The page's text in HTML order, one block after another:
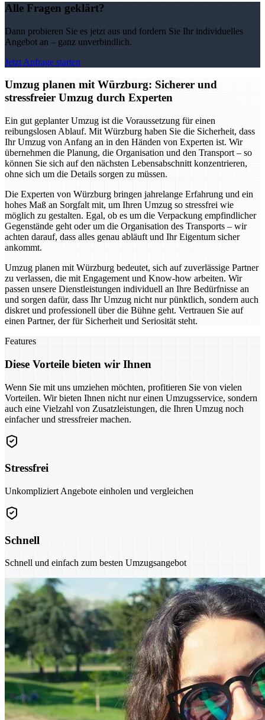
Alle Fragen geklärt?
Dann probieren Sie es jetzt aus und fordern Sie Ihr individuelles
Angebot an – ganz unverbindlich.
Jetzt Anfrage starten
Umzug planen mit Würzburg: Sicherer und
stressfreier Umzug durch Experten
Ein gut geplanter Umzug ist die Voraussetzung für einen
reibungslosen Ablauf. Mit Würzburg haben Sie die Sicherheit, dass
Ihr Umzug von Anfang an in den Händen von Experten ist. Wir
übernehmen die Planung, die Organisation und den Transport – so
können Sie sich auf den nächsten Lebensabschnitt konzentrieren,
ohne sich um die Details sorgen zu müssen.
Die Experten von Würzburg bringen jahrelange Erfahrung und ein
hohes Maß an Sorgfalt mit, um Ihren Umzug so stressfrei wie
möglich zu gestalten. Egal, ob es um die Verpackung empfindlicher
Gegenstände geht oder um die Organisation des Transports – wir
achten darauf, dass alles genau abläuft und Ihr Eigentum sicher
ankommt.
Umzug planen mit Würzburg bedeutet, sich auf zuverlässige Partner
zu verlassen, die mit Engagement und Know-how arbeiten. Wir
passen unsere Dienstleistungen individuell an Ihre Bedürfnisse an
und sorgen dafür, dass Ihr Umzug nicht nur pünktlich, sondern auch
diskret und professionell über die Bühne geht. Vertrauen Sie auf
einen Partner, der für Sicherheit und Seriosität steht.
Features
Diese Vorteile bieten wir Ihnen
Wenn Sie mit uns umziehen möchten, profitieren Sie von vielen
Vorteilen. Wir bieten Ihnen nicht nur einen Umzugsservice, sondern
auch eine Vielzahl von Zusatzleistungen, die Ihren Umzug noch
einfacher und stressfreier machen.
Stressfrei
Unkompliziert Angebote einholen und vergleichen
Schnell
Schnell und einfach zum besten Umzugsangebot